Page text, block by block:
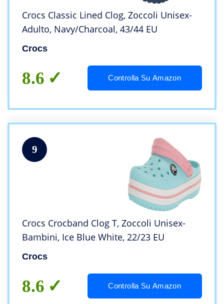
Crocs Classic Lined Clog, Zoccoli Unisex-
Adulto, Navy/Charcoal, 43/44 EU
Crocs
8.6 Controlla Su Amazon
9
Crocs Crocband Clog T, Zoccoli Unisex-
Bambini, Ice Blue White, 22/23 EU
Crocs
8.6 Controlla Su Amazon